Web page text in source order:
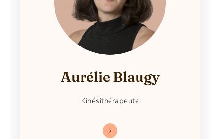
Aurélie Blaugy
Kinésithérapeute